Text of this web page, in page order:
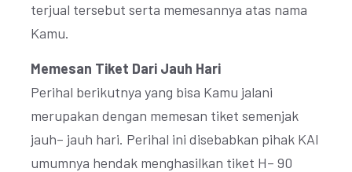
terjual tersebut serta memesannya atas nama
Kamu.
Memesan Tiket Dari Jauh Hari
Perihal berikutnya yang bisa Kamu jalani
merupakan dengan memesan tiket semenjak
jauh– jauh hari. Perihal ini disebabkan pihak KAI
umumnya hendak menghasilkan tiket H– 90